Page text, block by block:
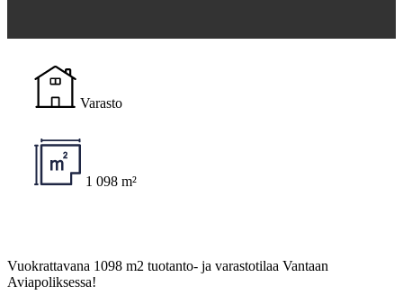
Varasto
1 098 m²
Vuokrattavana 1098 m2 tuotanto- ja varastotilaa Vantaan
Aviapoliksessa!